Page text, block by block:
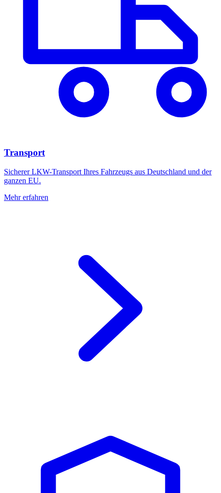
Transport
Sicherer LKW-Transport Ihres Fahrzeugs aus Deutschland und der
ganzen EU.
Mehr erfahren